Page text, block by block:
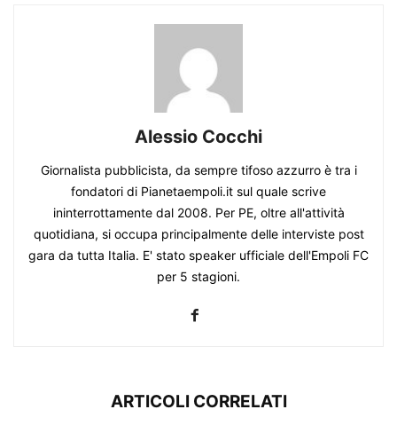
Alessio Cocchi
Giornalista pubblicista, da sempre tifoso azzurro è tra i
fondatori di Pianetaempoli.it sul quale scrive
ininterrottamente dal 2008. Per PE, oltre all'attività
quotidiana, si occupa principalmente delle interviste post
gara da tutta Italia. E' stato speaker ufficiale dell'Empoli FC
per 5 stagioni.
ARTICOLI CORRELATI